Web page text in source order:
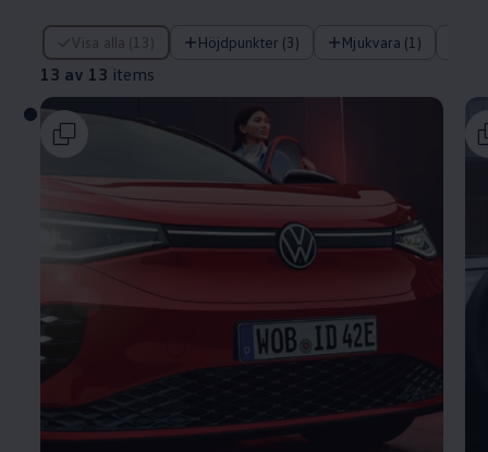
Visa alla (13) Höjdpunkter (3) Mjukvara (1)
13 av 13 items
13 av 13 items